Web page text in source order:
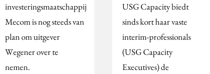
investeringsmaatschappij
Mecom is nog steeds van
plan om uitgever
Wegener over te
nemen.
USG Capacity biedt
sinds kort haar vaste
interim-professionals
(USG Capacity
Executives) de